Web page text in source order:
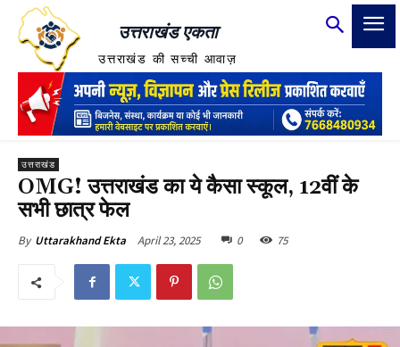
उत्तराखंड एकता
उत्तराखंड की सच्ची आवाज़
उत्तराखंड
OMG! उत्तराखंड का ये कैसा स्कूल, 12वीं के
सभी छात्र फेल
By Uttarakhand Ekta April 23, 2025 0 75